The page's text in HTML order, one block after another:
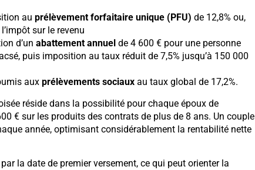
au prélèvement forfaitaire unique (PFU) de 12,8% ou,
sur le revenu
d’un abattement annuel de 4 600 € pour une personne
puis imposition au taux réduit de 7,5% jusqu’à 150 000
aux prélèvements sociauxau taux global de 17,2%.
réside dans la possibilité pour chaque époux de
€ sur les produits des contrats de plus de 8 ans. Un couple
année, optimisant considérablement la rentabilité nette
la date de premier versement, ce qui peut orienter la